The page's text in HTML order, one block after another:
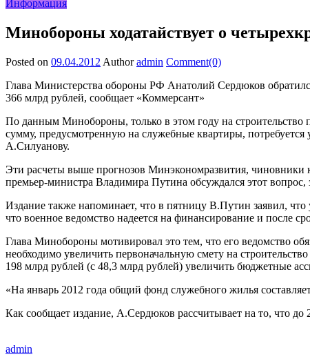
Информация
Минобороны ходатайствует о
Posted on 09.04.2012 Author admin Comment(0)
Глава Министерства обороны РФ Анатолий Сердюков
366 млрд рублей, сообщает «Коммерсант»
По данным Минобороны, только в этом году на строительство
сумму, предусмотренную на служебные квартиры,
А.Силуанову.
Эти расчеты выше прогнозов Минэкономразвития, чиновники
премьер-министра Владимира Путина обсуждался этот вопрос,
Издание также напоминает, что в пятницу В.Путин заявил,
что военное ведомство надеется на финансирование и после
Глава Минобороны мотивировал это тем, что его ведомство
необходимо увеличить первоначальную смету на
198 млрд рублей (с 48,3 млрд рублей) увеличить бюджетные
«На январь 2012 года общий фонд служебного жилья
Как сообщает издание, А.Сердюков рассчитывает на то, что
admin